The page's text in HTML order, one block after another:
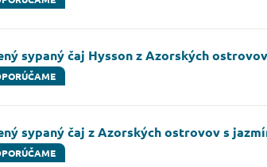
sypaný čaj Hysson z Azorských
sypaný čaj z Azorských ostrovov s